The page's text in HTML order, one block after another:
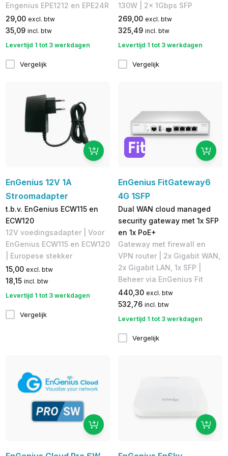
Engenius EPE1212 en EPE24R
29,00 excl. btw
35,09 incl. btw
Levertijd 1 tot 3 werkdagen
Vergelijk
130W | 2x 1Gbps SFP
269,00 excl. btw
325,49 incl. btw
Levertijd 1 tot 3 werkdagen
Vergelijk
EnGenius 12V 1A
Stroomadapter
t.b.v. EnGenius ECW115 en
ECW120
12V voedingsadapter | Voor
EnGenius ECW115 en ECW120
| Europese stekker
15,00 excl. btw
18,15 incl. btw
Levertijd 1 tot 3 werkdagen
Vergelijk
EnGenius FitGateway6
4G 1SFP
Dual WAN cloud managed
security gateway met 1x SFP
en 1x PoE+
Gateway met firewall en
VPN router | 2x Gigabit WAN,
2x Gigabit LAN, 1x SFP |
Beheer via EnGenius Fit
440,30 excl. btw
532,76 incl. btw
Levertijd 1 tot 3 werkdagen
Vergelijk